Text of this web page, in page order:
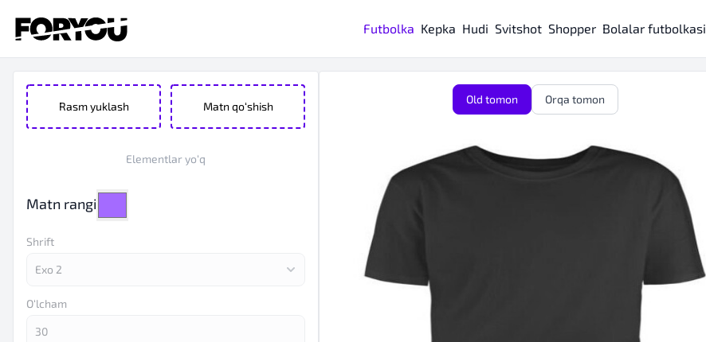
Futbolka Kepka Hudi Svitshot Shopper Bolalar futbolkasi
Rasm yuklash Matn qo‘shish
Elementlar yo‘q
Matn rangi
Shrift
O‘lcham
Old tomon Orqa tomon